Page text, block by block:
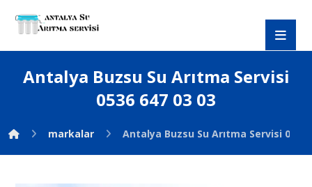
Antalya Buzsu Su Arıtma Servisi
0536 647 03 03
markalar Antalya Buzsu Su Arıtma Servisi 0536